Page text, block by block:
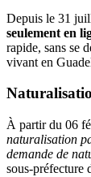
Depuis le 31
seulement en
rapide, sans se
vivant en
À partir du 06
naturalisation
demande de
sous-préfecture